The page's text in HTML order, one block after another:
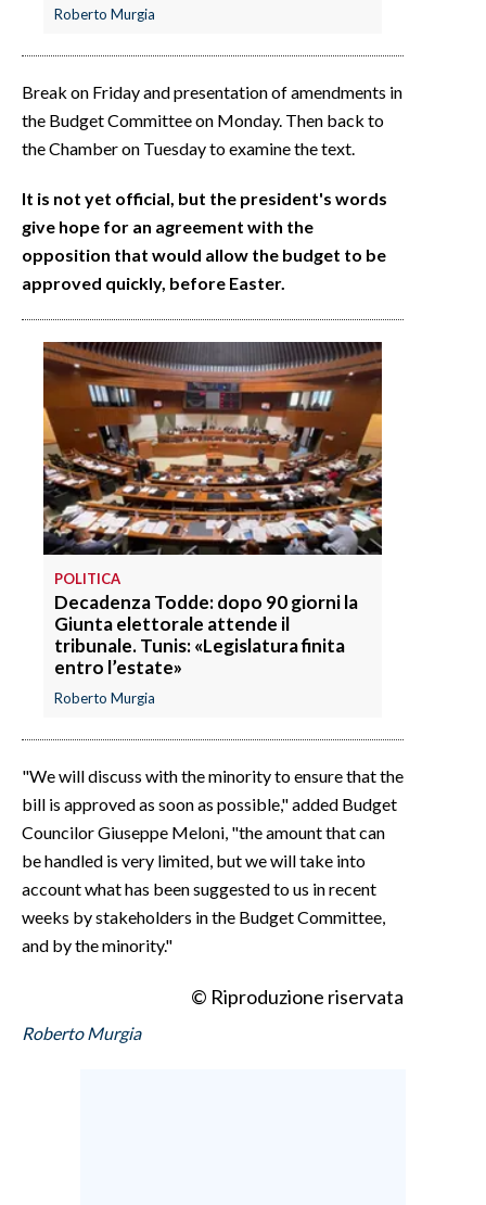
Roberto Murgia
Break on Friday and presentation of amendments in
the Budget Committee on Monday. Then back to
the Chamber on Tuesday to examine the text.
It is not yet official, but the president's words
give hope for an agreement with the
opposition that would allow the budget to be
approved quickly, before Easter.
POLITICA
Decadenza Todde: dopo 90 giorni la
Giunta elettorale attende il
tribunale. Tunis: «Legislatura finita
entro l’estate»
Roberto Murgia
"We will discuss with the minority to ensure that the
bill is approved as soon as possible," added Budget
Councilor Giuseppe Meloni, "the amount that can
be handled is very limited, but we will take into
account what has been suggested to us in recent
weeks by stakeholders in the Budget Committee,
and by the minority."
© Riproduzione riservata
Roberto Murgia